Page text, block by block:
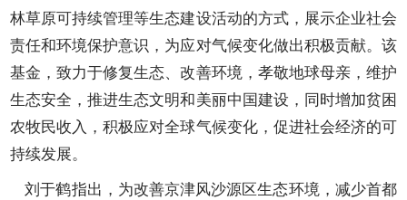
林草原可持续管理等生态建设活动的方式，展示企业社会
责任和环境保护意识，为应对气候变化做出积极贡献。该
基金，致力于修复生态、改善环境，孝敬地球母亲，维护
生态安全，推进生态文明和美丽中国建设，同时增加贫困
农牧民收入，积极应对全球气候变化，促进社会经济的可
持续发展。
刘于鹤指出，为改善京津风沙源区生态环境，减少首都